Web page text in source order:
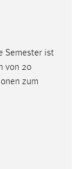
Semester ist
von 20
zum